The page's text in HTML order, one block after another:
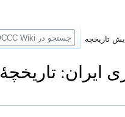
ایران: تاریخچهٔ
تاریخچه جستجو